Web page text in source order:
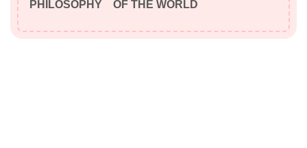
PHILOSOPHY OF THE WORLD